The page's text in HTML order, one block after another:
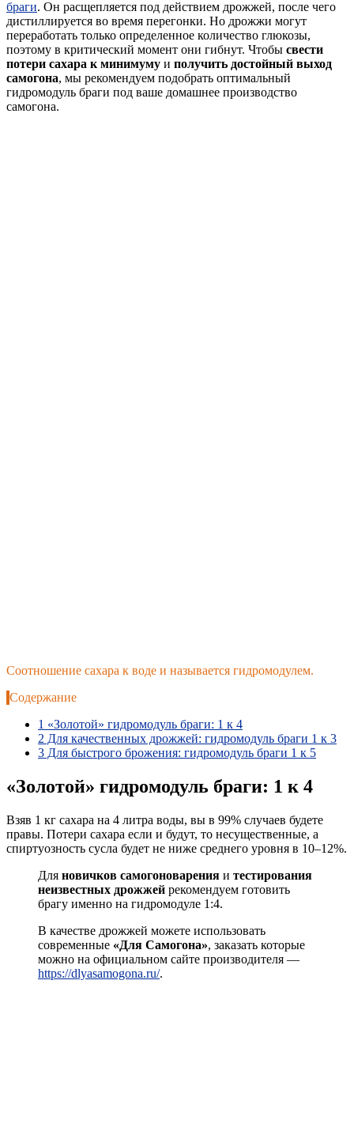
браги. Он расщепляется под действием дрожжей, после чего
дистиллируется во время перегонки. Но дрожжи могут
переработать только определенное количество глюкозы,
поэтому в критический момент они гибнут. Чтобы свести
потери сахара к минимуму и получить достойный выход
самогона, мы рекомендуем подобрать оптимальный
гидромодуль браги под ваше домашнее производство
самогона.
Соотношение сахара к воде и называется гидромодулем.
Содержание
1 «Золотой» гидромодуль браги: 1 к 4
2 Для качественных дрожжей: гидромодуль браги 1 к 3
3 Для быстрого брожения: гидромодуль браги 1 к 5
«Золотой» гидромодуль браги: 1 к 4
Взяв 1 кг сахара на 4 литра воды, вы в 99% случаев будете
правы. Потери сахара если и будут, то несущественные, а
спиртуозность сусла будет не ниже среднего уровня в 10–12%.
Для новичков самогоноварения и тестирования
неизвестных дрожжей рекомендуем готовить
брагу именно на гидромодуле 1:4.
В качестве дрожжей можете использовать
современные «Для Самогона», заказать которые
можно на официальном сайте производителя —
https://dlyasamogona.ru/.